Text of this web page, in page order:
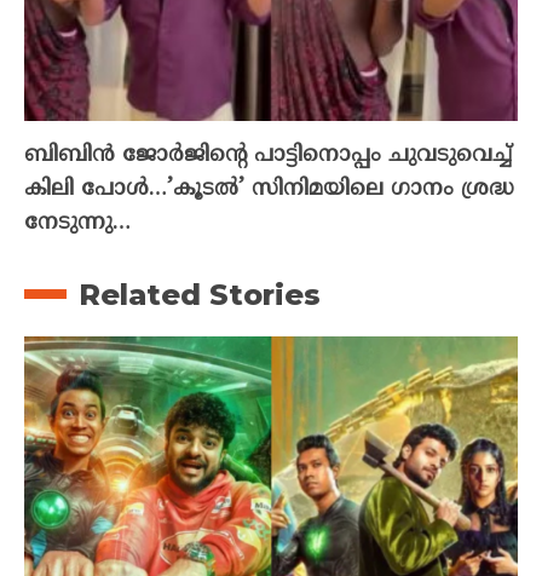
ബിബിൻ ജോർജിന്റെ പാട്ടിനൊപ്പം ചുവടുവെച്ച്
കിലി പോൾ…’കൂടൽ’ സിനിമയിലെ ഗാനം ശ്രദ്ധ
നേടുന്നു…
Related Stories